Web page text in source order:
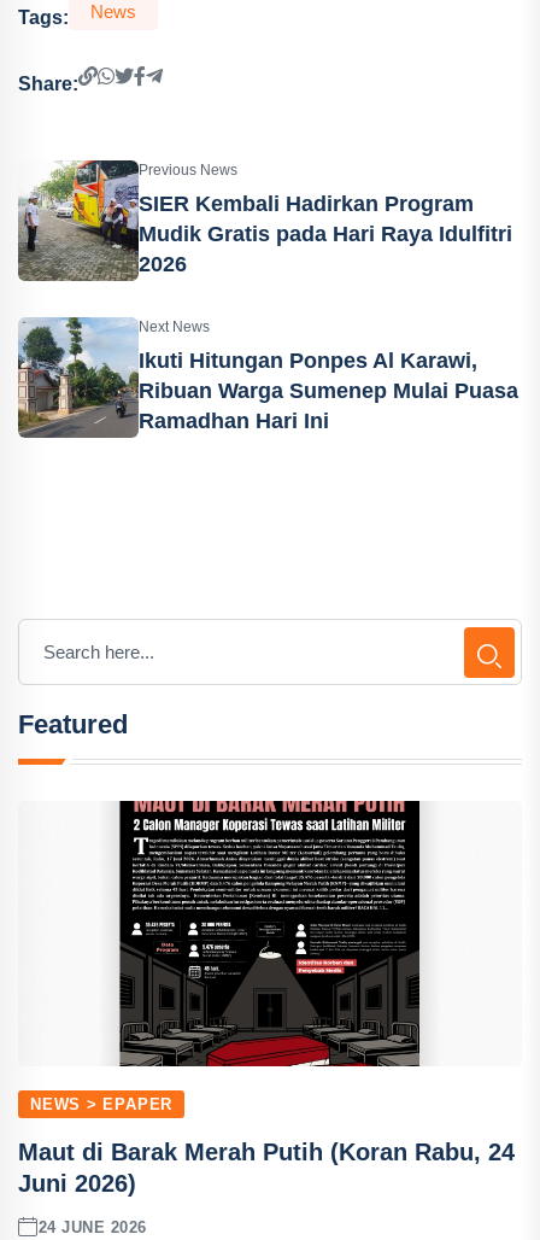
Tags: News
Share:
Previous News
SIER Kembali Hadirkan Program
Mudik Gratis pada Hari Raya Idulfitri
2026
Next News
Ikuti Hitungan Ponpes Al Karawi,
Ribuan Warga Sumenep Mulai Puasa
Ramadhan Hari Ini
Featured
NEWS > EPAPER
Maut di Barak Merah Putih (Koran Rabu, 24
Juni 2026)
24 JUNE 2026